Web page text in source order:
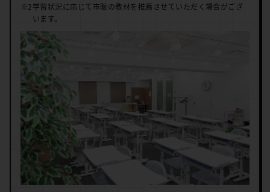
※2学習状況に応じて市販の教材を推薦させていただく場合がござ
います。